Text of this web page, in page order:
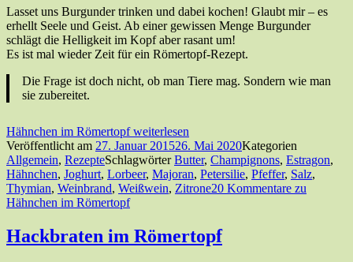
Lasset uns Burgunder trinken und dabei kochen! Glaubt mir – es
erhellt Seele und Geist. Ab einer gewissen Menge Burgunder
schlägt die Helligkeit im Kopf aber rasant um!
Es ist mal wieder Zeit für ein Römertopf-Rezept.
Die Frage ist doch nicht, ob man Tiere mag. Sondern wie man
sie zubereitet.
Hähnchen im Römertopfweiterlesen
Veröffentlicht am 27. Januar 201526. Mai 2020Kategorien
Allgemein, RezepteSchlagwörterButter, Champignons, Estragon,
Hähnchen, Joghurt, Lorbeer, Majoran, Petersilie, Pfeffer, Salz,
Thymian, Weinbrand, Weißwein, Zitrone20 Kommentare zu
Hähnchen im Römertopf
Hackbraten im Römertopf